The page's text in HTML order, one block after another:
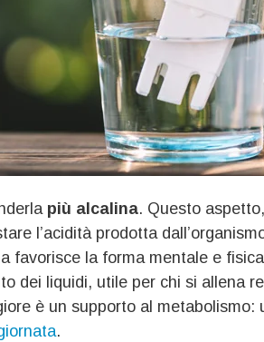
più alcalina. Questo aspetto,
l’acidità prodotta
favorisce la forma mentale e
dei liquidi, utile per chi si allena
è un supporto al
.